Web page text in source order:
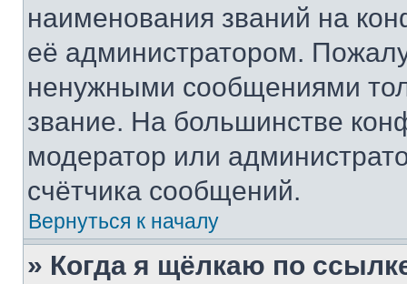
наименования званий на
её администратором.
ненужными сообщениями
звание. На большинстве
модератор или
счётчика сообщений.
Вернуться к началу
» Когда я щёлкаю по